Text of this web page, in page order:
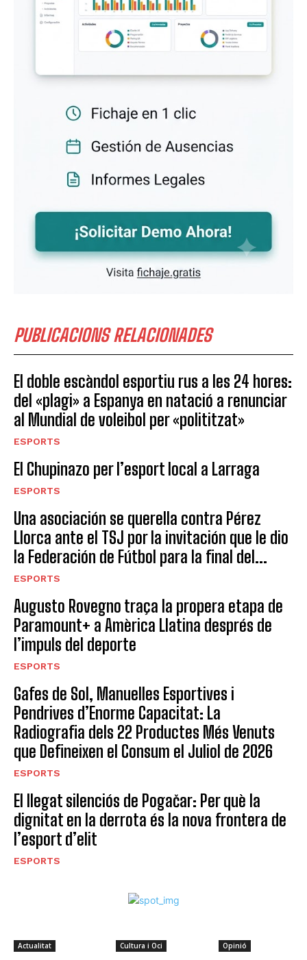
PUBLICACIONS RELACIONADES
El doble escàndol esportiu rus a les 24 hores:
del «plagi» a Espanya en natació a renunciar
al Mundial de voleibol per «polititzat»
ESPORTS
El Chupinazo per l’esport local a Larraga
ESPORTS
Una asociación se querella contra Pérez
Llorca ante el TSJ por la invitación que le dio
la Federación de Fútbol para la final del...
ESPORTS
Augusto Rovegno traça la propera etapa de
Paramount+ a Amèrica Llatina després de
l’impuls del deporte
ESPORTS
Gafes de Sol, Manuelles Esportives i
Pendrives d’Enorme Capacitat: La
Radiografia dels 22 Productes Més Venuts
que Defineixen el Consum el Juliol de 2026
ESPORTS
El llegat silenciós de Pogačar: Per què la
dignitat en la derrota és la nova frontera de
l’esport d’elit
ESPORTS
Actualitat Cultura i Oci Opinió